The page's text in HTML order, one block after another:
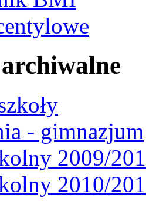
- gimnazjum
2009/
2010/